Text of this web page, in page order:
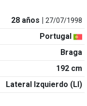
28 años |27/07/1998
Portugal
Braga
192 cm
Lateral Izquierdo (LI)